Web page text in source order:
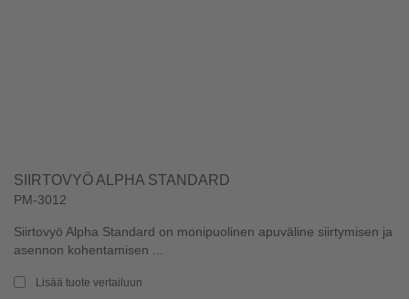
SIIRTOVYÖ ALPHA STANDARD
PM-3012
Siirtovyö Alpha Standard on monipuolinen apuväline siirtymisen ja
asennon kohentamisen ...
Lisää tuote vertailuun